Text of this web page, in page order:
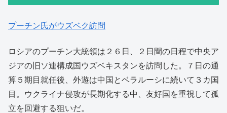
プーチン氏がウズベク訪問
ロシアのプーチン大統領は２６日、２日間の日程で中央ア
ジアの旧ソ連構成国ウズベキスタンを訪問した。７日の通
算５期目就任後、外遊は中国とベラルーシに続いて３カ国
目。ウクライナ侵攻が長期化する中、友好国を重視して孤
立を回避する狙いだ。